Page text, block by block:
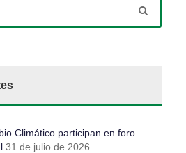
Climático participan en foro
31 de julio de 2026